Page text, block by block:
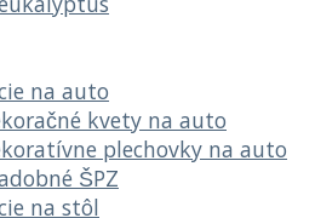
na auto
kvety na auto
plechovky na auto
ŠPZ
na stôl